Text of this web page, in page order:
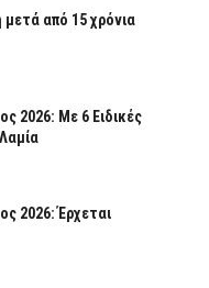
από 15 χρόνια
2026: Με 6 Ειδικές
2026: Έρχεται